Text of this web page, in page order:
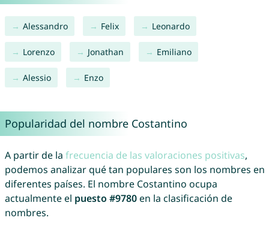
Alessandro Felix Leonardo
Lorenzo Jonathan Emiliano
Alessio Enzo
Popularidad del nombre Costantino
A partir de la frecuencia de las valoraciones positivas,
podemos analizar qué tan populares son los nombres en
diferentes países. El nombre Costantino ocupa
actualmente el puesto #9780en la clasificación de
nombres.